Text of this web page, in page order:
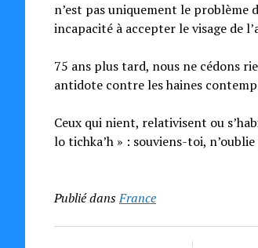
n’est pas uniquement le
incapacité à accepter le visage de
75 ans plus tard, nous ne cédons
antidote contre les haines
Ceux qui nient, relativisent ou
lo tichka’h » : souviens-toi,
Publié dansFrance